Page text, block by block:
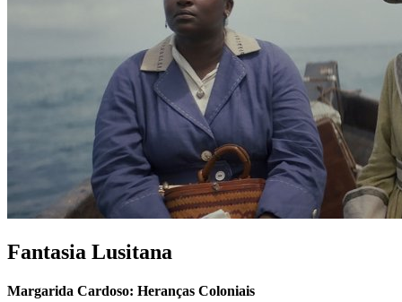
Fantasia Lusitana
Margarida Cardoso: Heranças Coloniais